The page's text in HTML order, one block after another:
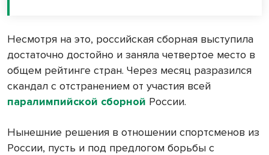
Несмотря на это, российская сборная выступила
достаточно достойно и заняла четвертое место в
общем рейтинге стран. Через месяц разразился
скандал с отстранением от участия всей
паралимпийской сборной России.
Нынешние решения в отношении спортсменов из
России, пусть и под предлогом борьбы с